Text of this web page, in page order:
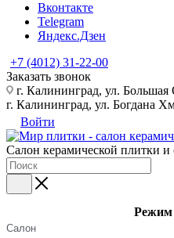
Вконтакте
Telegram
Яндекс.Дзен
+7 (4012) 31-22-00
Заказать звонок
г. Калининград, ул.
г. Калининград, ул. Богдана
Войти
Салон керамической плитки и
Режим
Салон